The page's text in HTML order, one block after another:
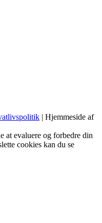
| Hjemmeside af
at evaluere og forbedre din
cookies kan du se